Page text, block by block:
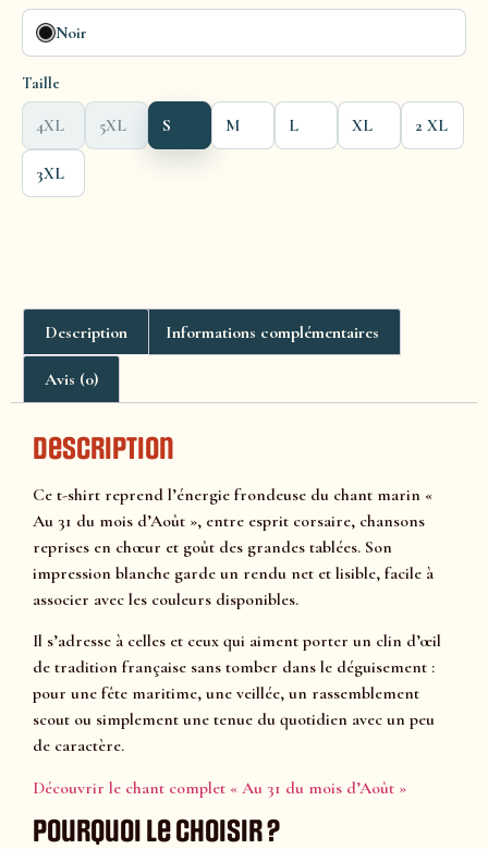
Noir
Taille
4XL 5XL S M L XL 2 XL
3XL
Description Informations complémentaires
Avis (0)
Description
Ce t-shirt reprend l’énergie frondeuse du chant marin «
Au 31 du mois d’Août », entre esprit corsaire, chansons
reprises en chœur et goût des grandes tablées. Son
impression blanche garde un rendu net et lisible, facile à
associer avec les couleurs disponibles.
Il s’adresse à celles et ceux qui aiment porter un clin d’œil
de tradition française sans tomber dans le déguisement :
pour une fête maritime, une veillée, un rassemblement
scout ou simplement une tenue du quotidien avec un peu
de caractère.
Découvrir le chant complet « Au 31 du mois d’Août »
Pourquoi le choisir ?